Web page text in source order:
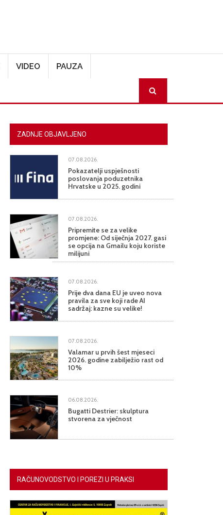
VIDEO PAUZA
ZADNJE OBJAVLJENO
07.08.2026.
Pokazatelji uspješnosti
poslovanja poduzetnika
Hrvatske u 2025. godini
07.08.2026.
Pripremite se za velike
promjene: Od siječnja 2027. gasi
se opcija na Gmailu koju koriste
milijuni
07.08.2026.
Prije dva dana EU je uveo nova
pravila za sve koji rade AI
sadržaj: kazne su velike!
07.08.2026.
Valamar u prvih šest mjeseci
2026. godine zabilježio rast od
10%
06.08.2026.
Bugatti Destrier: skulptura
stvorena za vječnost
RAČUNOVODSTVO I POREZI U PRAKSI